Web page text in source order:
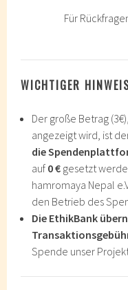
Für
WICHTIGER
Der große Betrag
angezeigt wird, ist
die
auf 0 € gesetzt
hamromaya Nepal
den Betrieb des
Die EthikBank
Spende unser